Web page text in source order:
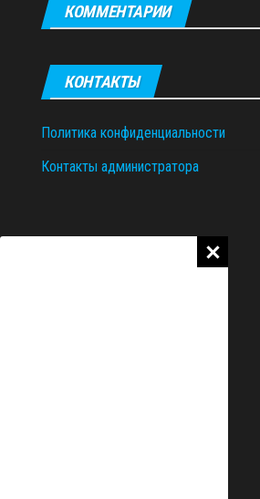
КОММЕНТАРИИ
КОНТАКТЫ
Политика конфиденциальности
Контакты администратора